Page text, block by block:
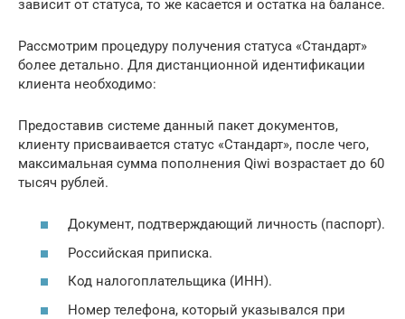
зависит от статуса, то же касается и остатка на балансе.
Рассмотрим процедуру получения статуса «Стандарт»
более детально. Для дистанционной идентификации
клиента необходимо:
Предоставив системе данный пакет документов,
клиенту присваивается статус «Стандарт», после чего,
максимальная сумма пополнения Qiwi возрастает до 60
тысяч рублей.
Документ, подтверждающий личность (паспорт).
Российская приписка.
Код налогоплательщика (ИНН).
Номер телефона, который указывался при